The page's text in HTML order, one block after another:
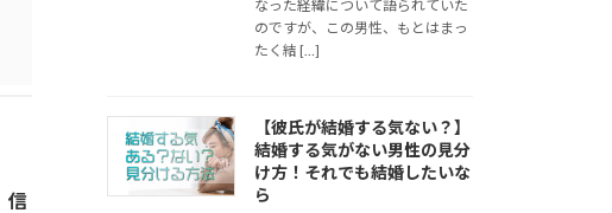
信
なった経緯について語られていた
のですが、この男性、もとはまっ
たく結 […]
【彼氏が結婚する気ない？】
結婚する気がない男性の見分
け方！それでも結婚したいな
ら